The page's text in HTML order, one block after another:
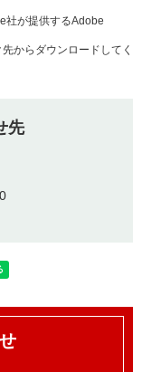
社が提供するAdobe
からダウンロードしてく
先